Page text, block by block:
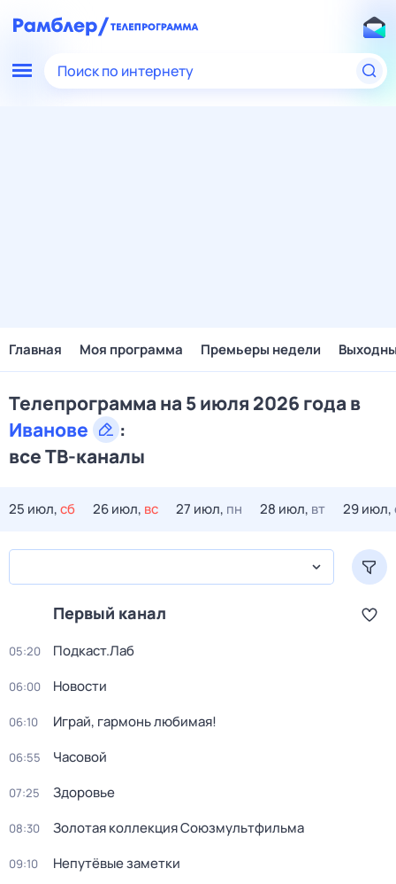
Поиск по интернету
Главная Моя программа Премьеры недели
Телепрограмма на 5 июля 2026 года в
Иванове
:
все ТВ-каналы
25 июл,сб 26 июл, вс 27 июл, пн 28 июл, вт 29 июл,
Первый канал
05:20 Подкаст.Лаб
06:00 Новости
06:10 Играй, гармонь любимая!
06:55 Часовой
07:25 Здоровье
08:30 Золотая коллекция Союзмультфильма
09:10 Непутёвые заметки